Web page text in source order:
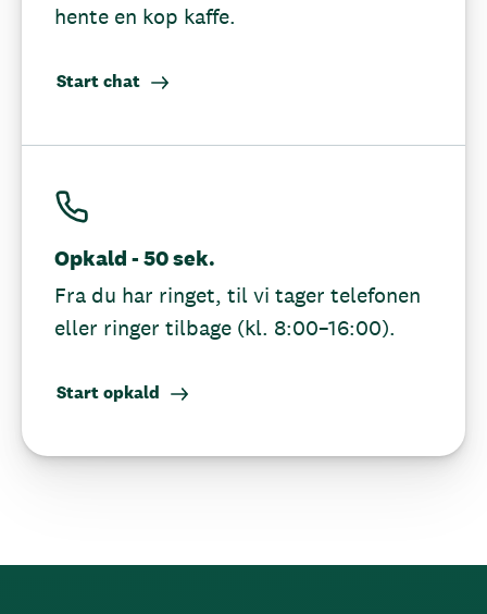
hente en kop kaffe.
Start chat
Opkald - 50 sek.
Fra du har ringet, til vi tager telefonen
eller ringer tilbage (kl. 8:00–16:00).
Start opkald